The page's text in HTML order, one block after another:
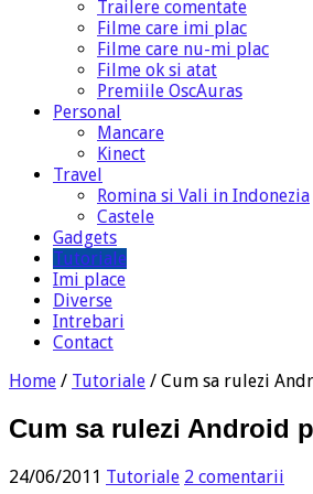
Trailere comentate
Filme care imi plac
Filme care nu-mi plac
Filme ok si atat
Premiile OscAuras
Personal
Mancare
Kinect
Travel
Romina si Vali in Indonezia
Castele
Gadgets
Tutoriale
Imi place
Diverse
Intrebari
Contact
Home / Tutoriale / Cum sa rulezi
Cum sa rulezi Android
24/06/2011 Tutoriale 2 comentarii